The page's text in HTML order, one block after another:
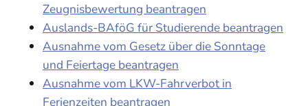
Zeugnisbewertung beantragen
Auslands-BAföG für Studierende beantragen
Ausnahme vom Gesetz über die Sonntage
und Feiertage beantragen
Ausnahme vom LKW-Fahrverbot in
Ferienzeiten beantragen